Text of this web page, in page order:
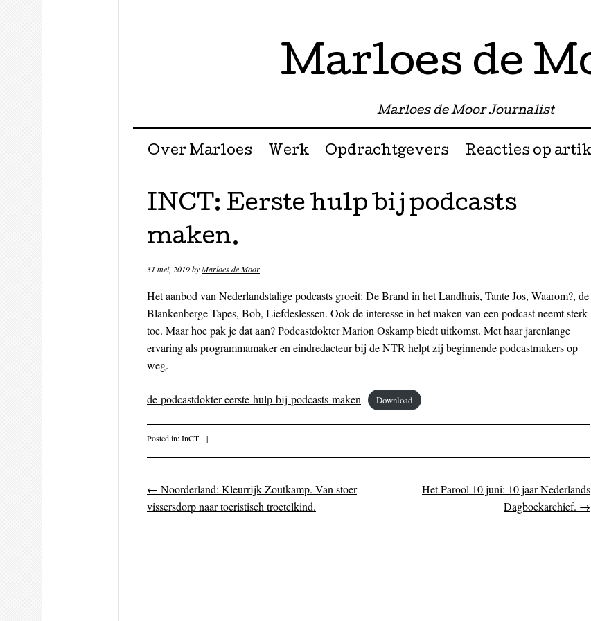
Marloes de
Marloes de Moor Journalist
Menu ☰
Skip to content
Over Marloes Werk Opdrachtgevers Reacties op
INCT: Eerste hulp bij podcasts
maken.
31 mei, 2019byMarloes de Moor
Het aanbod van Nederlandstalige podcasts groeit: De Brand in het Landhuis, Tante Jos, Waarom?, de
Blankenberge Tapes, Bob, Liefdeslessen. Ook de interesse in het maken van een podcast neemt sterk
toe. Maar hoe pak je dat aan? Podcastdokter Marion Oskamp biedt uitkomst. Met haar jarenlange
ervaring als programmamaker en eindredacteur bij de NTR helpt zij beginnende podcastmakers op
weg.
de-podcastdokter-eerste-hulp-bij-podcasts-maken Download
Posted in:InCT |
Post navigation
← Noorderland: Kleurrijk Zoutkamp. Van stoer
vissersdorp naar toeristisch troetelkind.
Het Parool 10 juni: 10 jaar Nederlands
Dagboekarchief. →